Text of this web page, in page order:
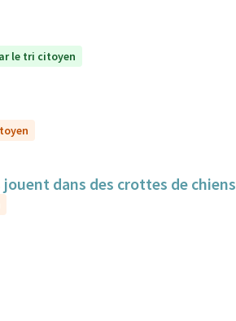
le tri citoyen
dans des crottes de chiens